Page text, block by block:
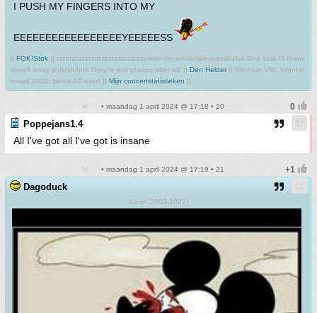
I PUSH MY FINGERS INTO MY
EEEEEEEEEEEEEEEEEYEEEEESS
|| FOK!Stok || tatatatatataatatatattaaaaapiediedieuwtididipieuwpidibididi She said I'll throw
myself away pididididum They're just photos after all! || Den Helder || Winnaar VBL Wijndal-
award 2020: beste AZ-user! || Mijn concertstatistieken ||
• maandag 1 april 2024 @ 17:18 • 20
Poppejans1.4
All I've got all I've got is insane
• maandag 1 april 2024 @ 17:19 • 21
Dagoduck
Karel (2003-2022)